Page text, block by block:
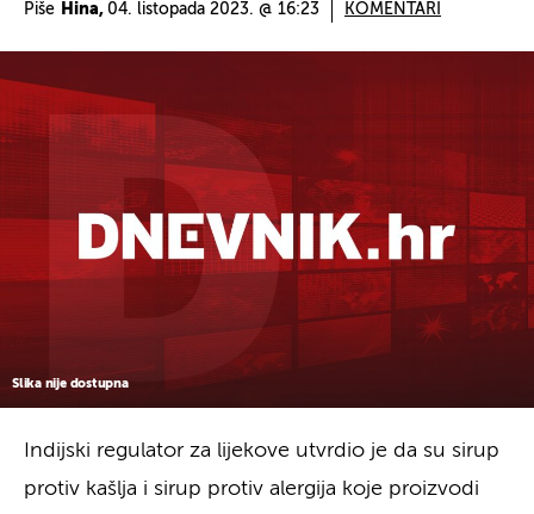
Piše Hina, 04. listopada 2023. @ 16:23 KOMENTARI
Slika nije dostupna
Indijski regulator za lijekove utvrdio je da su sirup
protiv kašlja i sirup protiv alergija koje proizvodi